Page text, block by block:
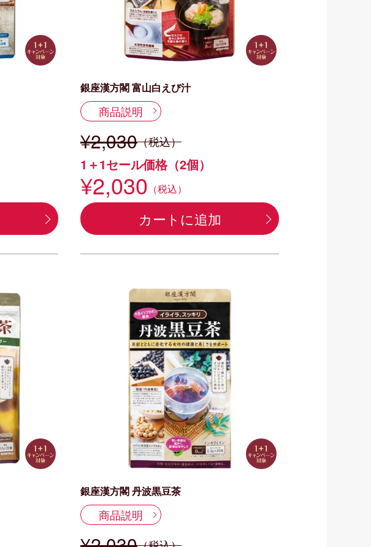
銀座漢方閣 富山白えび汁
商品説明
¥2,030（税込）
1＋1セール価格（2個）
¥2,030 （税込）
カートに追加
銀座漢方閣 丹波黒豆茶
商品説明